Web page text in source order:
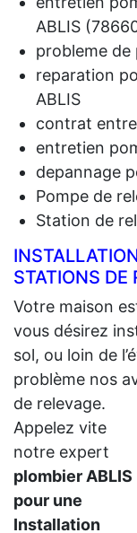
ABLIS
probleme de
reparation
ABLIS
contrat
entretien
depannage
Pompe de
Station de
STATIONS
Votre maison
vous désirez
sol, ou loin de
problème nos
de relevage.
Appelez vite
notre expert
plombier ABLIS
pour une
Installation